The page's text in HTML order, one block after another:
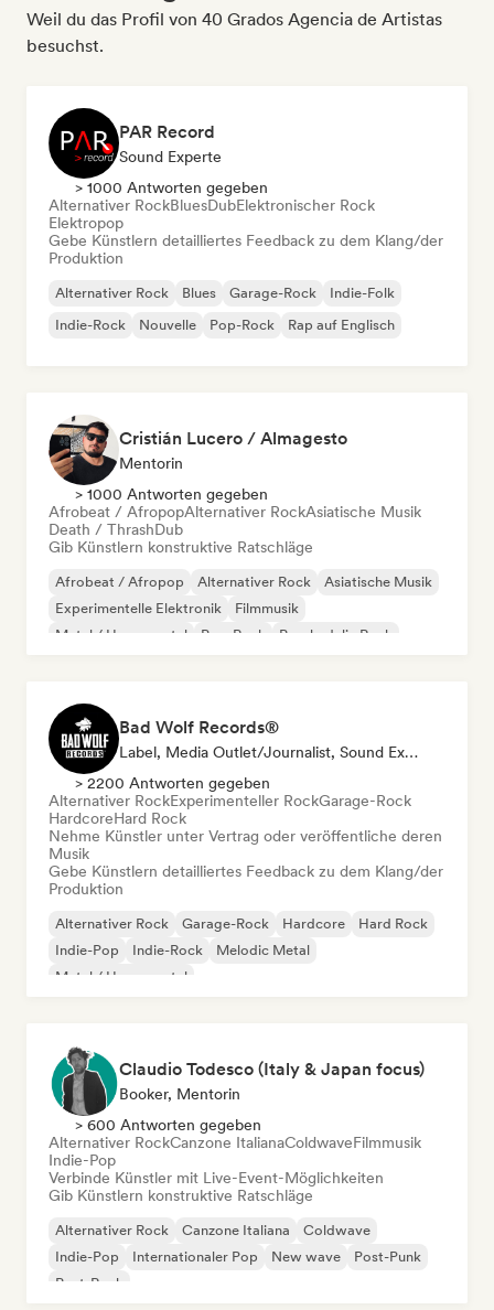
Weil du das Profil von 40 Grados Agencia de Artistas
besuchst.
PAR Record
Sound Experte
> 1000 Antworten gegeben
Alternativer RockBluesDubElektronischer Rock
Elektropop
Gebe Künstlern detailliertes Feedback zu dem Klang/der
Produktion
Alternativer Rock Blues Garage-Rock
Indie-Folk
Indie-Rock
Nouvelle Pop-Rock Rap auf Englisch
Cristián Lucero / Almagesto
Mentorin
> 1000 Antworten gegeben
Afrobeat / AfropopAlternativer RockAsiatische Musik
Death / ThrashDub
Gib Künstlern konstruktive Ratschläge
Afrobeat / Afropop Alternativer Rock
Asiatische Musik
Experimentelle Elektronik
Filmmusik
Metal / Heavy metal
Pop-Rock Psychedelic Rock
Bad Wolf Records®
Label, Media Outlet/Journalist, Sound Experte
> 2200 Antworten gegeben
Alternativer RockExperimenteller RockGarage-Rock
HardcoreHard Rock
Nehme Künstler unter Vertrag oder veröffentliche deren
Musik
Gebe Künstlern detailliertes Feedback zu dem Klang/der
Produktion
Alternativer Rock Garage-Rock Hardcore
Hard Rock
Indie-Pop
Indie-Rock
Melodic Metal
Metal / Heavy metal
Claudio Todesco (Italy & Japan focus)
Booker, Mentorin
> 600 Antworten gegeben
Alternativer RockCanzone ItalianaColdwaveFilmmusik
Indie-Pop
Verbinde Künstler mit Live-Event-Möglichkeiten
Gib Künstlern konstruktive Ratschläge
Alternativer Rock Canzone Italiana
Coldwave
Indie-Pop
Internationaler Pop New wave
Post-Punk
Post-Rock